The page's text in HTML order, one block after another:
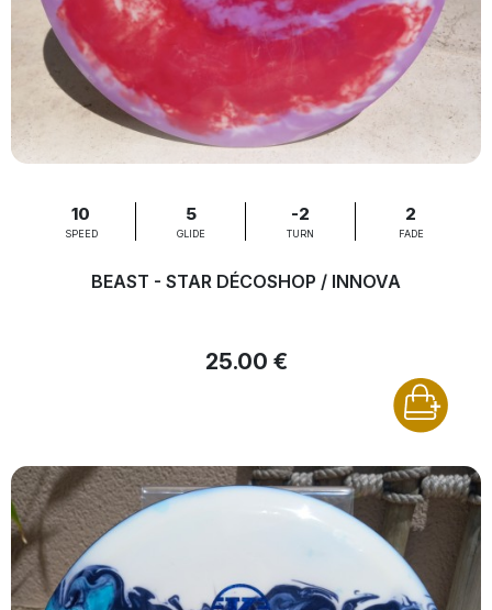
10
SPEED
5
GLIDE
-2
TURN
2
FADE
BEAST - STAR DÉCOSHOP / INNOVA
25.00 €